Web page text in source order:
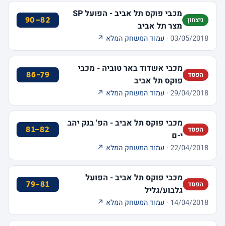
ניצחון
מכבי פוקס תל אביב - הפועל SP
מצר תל אביב
90-82
03/05/2018 · עמוד המשחק המלא ↗
הפסד
מכבי אשדוד באר טוביה - מכבי
פוקס תל אביב
86-79
29/04/2018 · עמוד המשחק המלא ↗
הפסד
מכבי פוקס תל אביב - הפ' בנק יהב
י-ם
81-82
22/04/2018 · עמוד המשחק המלא ↗
הפסד
מכבי פוקס תל אביב - הפועל
גלבוע/גליל
79-81
14/04/2018 · עמוד המשחק המלא ↗